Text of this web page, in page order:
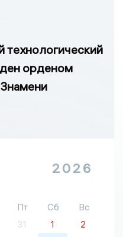
технологический
орденом
2026
Пт Сб
Вс
31 1
2